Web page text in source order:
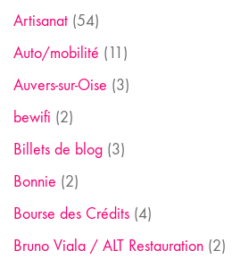
Artisanat (54)
Auto/mobilité (11)
Auvers-sur-Oise (3)
bewifi (2)
Billets de blog (3)
Bonnie (2)
Bourse des Crédits (4)
Bruno Viala / ALT Restauration (2)